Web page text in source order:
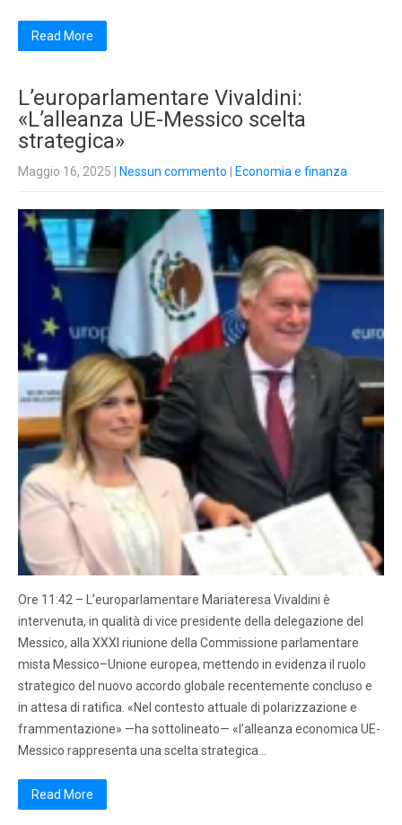
Read More
L’europarlamentare Vivaldini:
«L’alleanza UE-Messico scelta
strategica»
Maggio 16, 2025 Nessun commento Economia e finanza
Ore 11:42 – L’europarlamentare Mariateresa Vivaldini è
intervenuta, in qualità di vice presidente della delegazione del
Messico, alla XXXI riunione della Commissione parlamentare
mista Messico–Unione europea, mettendo in evidenza il ruolo
strategico del nuovo accordo globale recentemente concluso e
in attesa di ratifica. «Nel contesto attuale di polarizzazione e
frammentazione» —ha sottolineato— «l’alleanza economica UE-
Messico rappresenta una scelta strategica…
Read More